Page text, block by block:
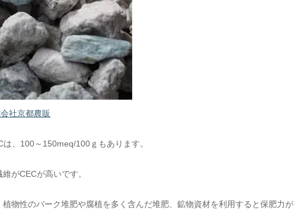
社京都農販
、100～150meq/100ｇもあります。
がCECが高いです。
物性のバーク堆肥や腐植を多く含んだ堆肥、鉱物資材を利用すると保肥力が